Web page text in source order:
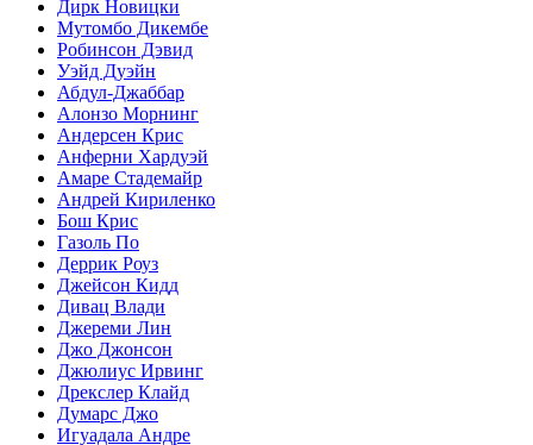
Дирк Новицки
Мутомбо Дикембе
Робинсон Дэвид
Уэйд Дуэйн
Абдул-Джаббар
Алонзо Морнинг
Андерсен Крис
Анферни Xардуэй
Амаре Стадемайр
Андрей Кириленко
Бош Крис
Газоль По
Деррик Роуз
Джейсон Кидд
Дивац Влади
Джереми Лин
Джо Джонсон
Джюлиус Ирвинг
Дрекслер Клайд
Думарс Джо
Игуадала Андре